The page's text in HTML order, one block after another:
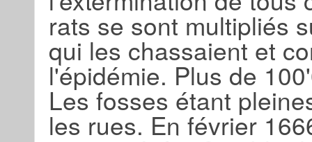
rats se sont multipliés
qui les chassaient et
l'épidémie. Plus de
Les fosses étant
les rues. En février